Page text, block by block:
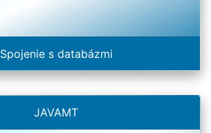
Spojenie s databázmi
JAVAMT